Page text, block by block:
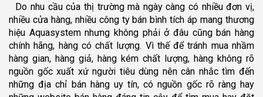
Do nhu cầu của thị trường mà ngày càng có nhiều đơn vị,
nhiều cửa hàng, nhiều công ty bán bình tích áp mang thương
hiệu Aquasystem nhưng không phải ở đâu cũng bán hàng
chính hãng, hàng có chất lượng. Vì thế để tránh mua nhầm
hàng gian, hàng giả, hàng kém chất lượng, hàng không rõ
nguồn gốc xuất xứ người tiêu dùng nên cân nhắc tìm đến
những địa chỉ bán hàng uy tín, có nguồn gốc rõ ràng hay